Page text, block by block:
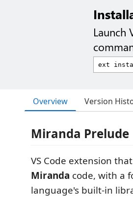
Launch
Overview Version
Miranda Prelude
VS Code extension
Miranda code, with a
language's built-in